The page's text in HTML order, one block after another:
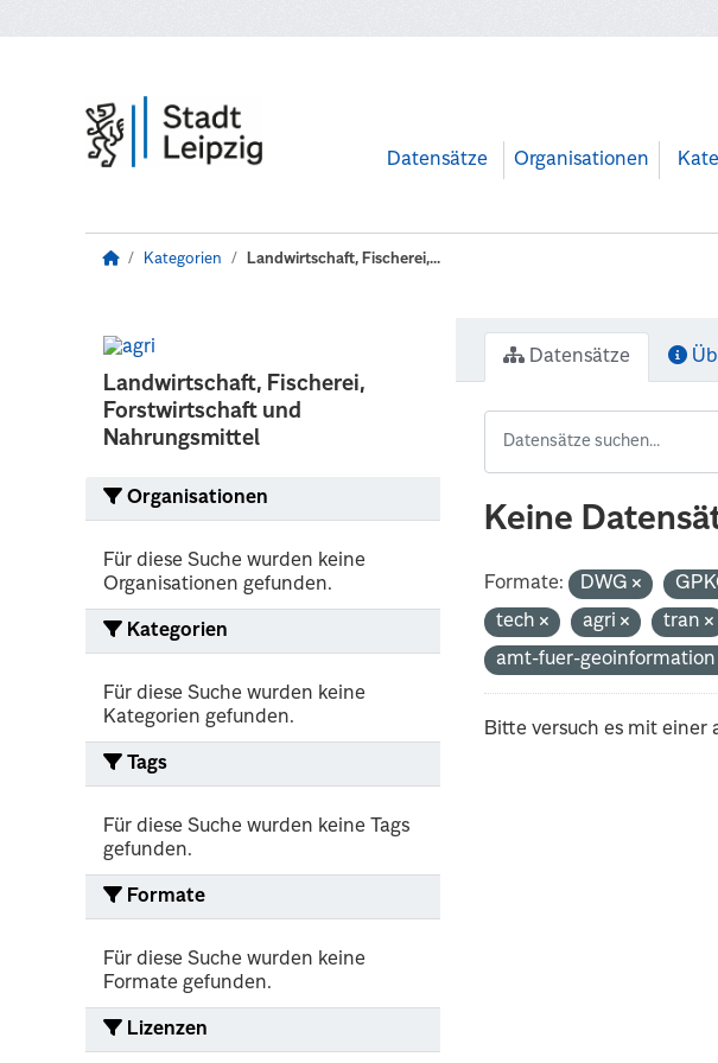
Datensätze Organisationen
Kategorien Landwirtschaft, Fischerei,...
Landwirtschaft, Fischerei,
Forstwirtschaft und
Nahrungsmittel
Organisationen
Für diese Suche wurden keine
Organisationen gefunden.
Kategorien
Für diese Suche wurden keine
Kategorien gefunden.
Tags
Für diese Suche wurden keine Tags
gefunden.
Formate
Für diese Suche wurden keine
Formate gefunden.
Lizenzen
Datensätze
Keine
Formate: DWG
tech
agri tran
amt-fuer-
Bitte versuch es mit einer